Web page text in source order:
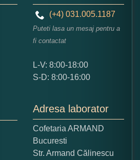
produs?
5
din imagine:
(+4) 031.005.1187
Puteti lasa un mesaj pentru a
fi contactat
L-V: 8:00-18:00
S-D: 8:00-16:00
Adresa laborator
Cofetaria ARMAND
Bucuresti
Str. Armand Călinescu